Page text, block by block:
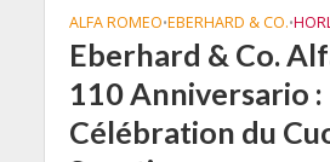
ALFA ROMEO•EBERHARD & CO.•
Eberhard & Co.
110 Anniversario :
Célébration du